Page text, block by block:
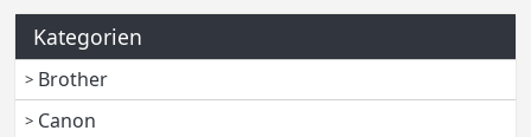
Kategorien
Brother
Canon